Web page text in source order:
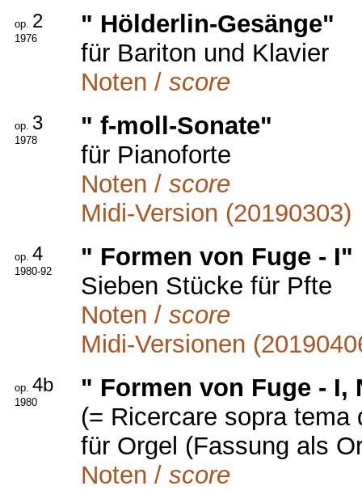
op. 2
1976
" Hölderlin-Gesänge"
für Bariton und Klavier
Noten / score
op. 3
1978
" f-moll-Sonate"
für Pianoforte
Noten / score
Midi-Version (20190303)
op. 4
1980-92
" Formen von Fuge - I"
Sieben Stücke für Pfte
Noten / score
Midi-Versionen
op. 4b
1980
" Formen von Fuge - I,
(= Ricercare sopra tema
für Orgel (Fassung als
Noten / score